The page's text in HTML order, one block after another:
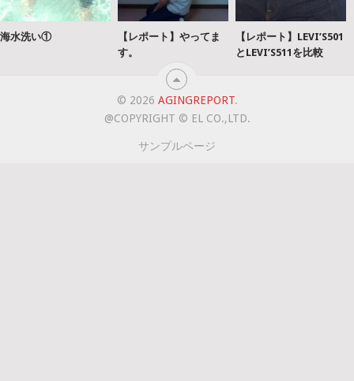
海水洗い①
【レポート】やってま
す。
【レポート】LEVI’S501
とLEVI’S511を比較
© 2026 AGINGREPORT.
@COPYRIGHT © EL CO.,LTD.
サンプルページ